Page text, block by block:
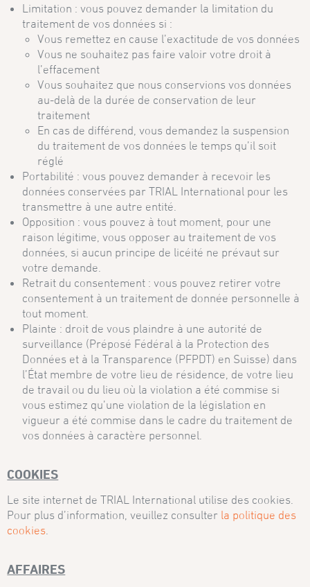
Limitation : vous pouvez demander la limitation du
traitement de vos données si :
Vous remettez en cause l’exactitude de vos données
Vous ne souhaitez pas faire valoir votre droit à
l’effacement
Vous souhaitez que nous conservions vos données
au-delà de la durée de conservation de leur
traitement
En cas de différend, vous demandez la suspension
du traitement de vos données le temps qu’il soit
réglé
Portabilité : vous pouvez demander à recevoir les
données conservées par TRIAL International pour les
transmettre à une autre entité.
Opposition : vous pouvez à tout moment, pour une
raison légitime, vous opposer au traitement de vos
données, si aucun principe de licéité ne prévaut sur
votre demande.
Retrait du consentement : vous pouvez retirer votre
consentement à un traitement de donnée personnelle à
tout moment.
Plainte : droit de vous plaindre à une autorité de
surveillance (Préposé Fédéral à la Protection des
Données et à la Transparence (PFPDT) en Suisse) dans
l’État membre de votre lieu de résidence, de votre lieu
de travail ou du lieu où la violation a été commise si
vous estimez qu’une violation de la législation en
vigueur a été commise dans le cadre du traitement de
vos données à caractère personnel.
COOKIES
Le site internet de TRIAL International utilise des cookies.
Pour plus d’information, veuillez consulter la politique des
cookies.
AFFAIRES